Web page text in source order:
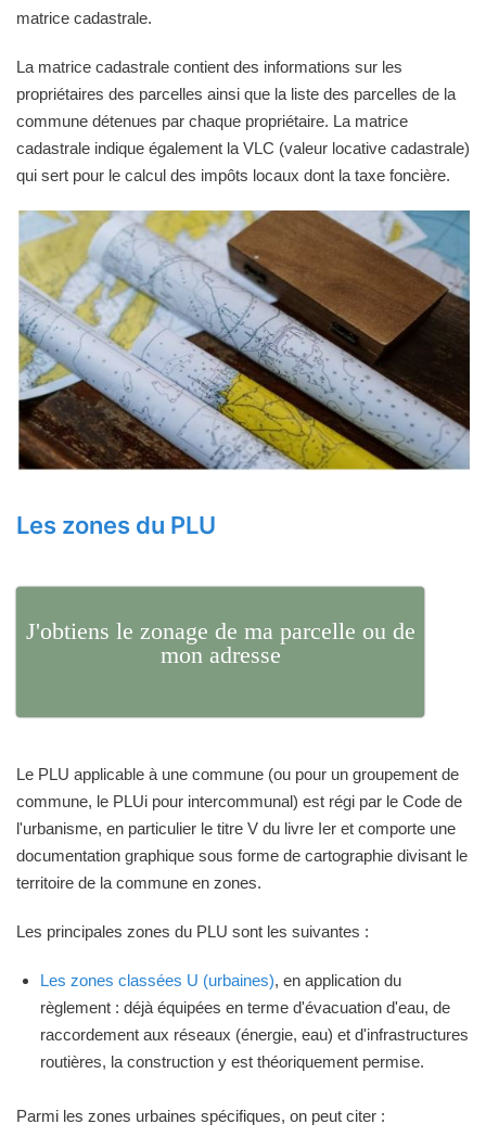
matrice cadastrale.
La matrice cadastrale contient des informations sur les
propriétaires des parcelles ainsi que la liste des parcelles de la
commune détenues par chaque propriétaire. La matrice
cadastrale indique également la VLC (valeur locative cadastrale)
qui sert pour le calcul des impôts locaux dont la taxe foncière.
Les zones du PLU
J'obtiens le zonage de ma parcelle ou de
mon adresse
Le PLU applicable à une commune (ou pour un groupement de
commune, le PLUi pour intercommunal) est régi par le Code de
l'urbanisme, en particulier le titre V du livre Ier et comporte une
documentation graphique sous forme de cartographie divisant le
territoire de la commune en zones.
Les principales zones du PLU sont les suivantes :
Les zones classées U (urbaines), en application du
règlement : déjà équipées en terme d'évacuation d'eau, de
raccordement aux réseaux (énergie, eau) et d'infrastructures
routières, la construction y est théoriquement permise.
Parmi les zones urbaines spécifiques, on peut citer :